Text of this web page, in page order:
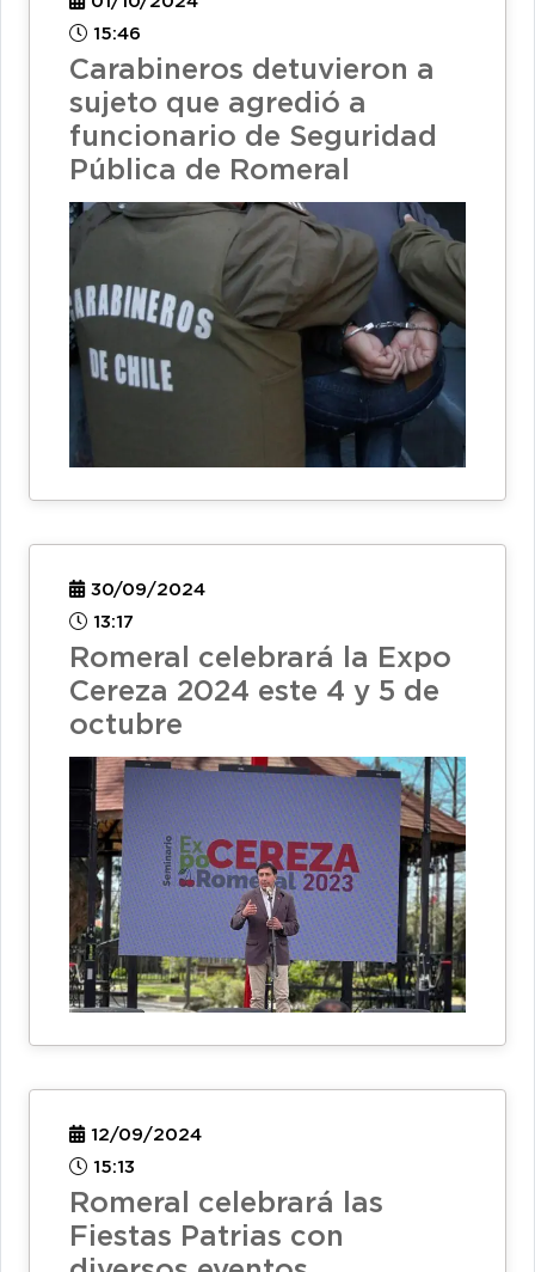
15:46
Carabineros detuvieron a
sujeto que agredió a
funcionario de Seguridad
Pública de Romeral
30/09/2024
13:17
Romeral celebrará la Expo
Cereza 2024 este 4 y 5 de
octubre
12/09/2024
15:13
Romeral celebrará las
Fiestas Patrias con